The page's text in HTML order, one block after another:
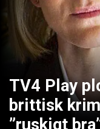
TV4 Play
brittisk
”ruskigt